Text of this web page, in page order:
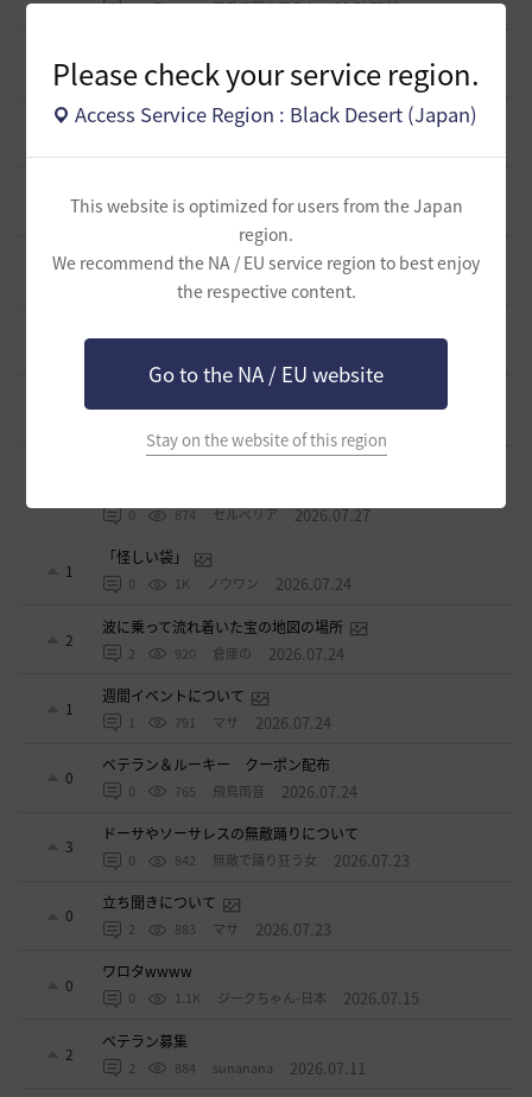
Please check your service region.
Access Service Region : Black Desert (Japan)
This website is optimized for users from the Japan
region.
We recommend the NA / EU service region to best enjoy
the respective content.
Go to the NA / EU website
Stay on the website of this region
0 225 無敵で踊り狂う女 19 時間前
0
0 260 tanupon 1 日前
そんなこと知ってらぁ…なこと？
0
0 394 威璃亜-日本 2 日前
0
取引所の購入の仕方について
410 歩くマシュマロ-日本 2 日前
0 874 セルベリア 2026.07.27
1
「怪しい袋」
0 1K ノウワン 2026.07.24
2
波に乗って流れ着いた宝の地図の場所
2 920 倉庫の 2026.07.24
1
週間イベントについて
1 791 マサ 2026.07.24
0
ベテラン＆ルーキー クーポン配布
0 765 飛鳥雨音 2026.07.24
3
ドーサやソーサレスの無敵踊りについて
0 842 無敵で踊り狂う女 2026.07.23
0
立ち聞きについて
2 883 マサ 2026.07.23
0
ワロタwwww
0 1.1K ジークちゃん-日本 2026.07.15
2
ベテラン募集
2 884 sunanana 2026.07.11